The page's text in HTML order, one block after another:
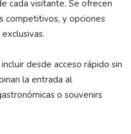
cada visitante. Se ofrecen
competitivos, y opciones
desde acceso rápido sin
la entrada al
o souvenirs